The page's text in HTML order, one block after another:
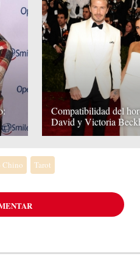
Compatibilidad del
David y Victoria
Chino Tarot